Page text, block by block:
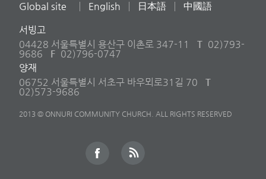
Global site English 日本語 中國語
서빙고
04428 서울특별시 용산구 이촌로 347-11
T 02)793-
9686
F 02)796-0747
양재
06752 서울특별시 서초구 바우뫼로31길 70
T
02)573-9686
2013 © ONNURI COMMUNITY CHURCH. ALL RIGHTS RESERVED